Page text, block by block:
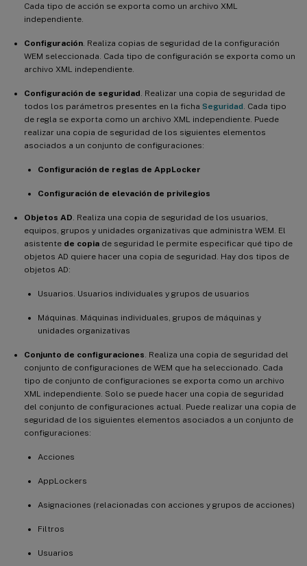
Cada tipo de acción se exporta como un archivo XML
independiente.
Configuración . Realiza copias de seguridad de la configuración
WEM seleccionada. Cada tipo de configuración se exporta como un
archivo XML independiente.
Configuración de seguridad . Realizar una copia de seguridad de
todos los parámetros presentes en la ficha Seguridad . Cada tipo
de regla se exporta como un archivo XML independiente. Puede
realizar una copia de seguridad de los siguientes elementos
asociados a un conjunto de configuraciones:
Configuración de reglas de AppLocker
Configuración de elevación de privilegios
Objetos AD . Realiza una copia de seguridad de los usuarios,
equipos, grupos y unidades organizativas que administra WEM. El
asistente de copia de seguridad le permite especificar qué tipo de
objetos AD quiere hacer una copia de seguridad. Hay dos tipos de
objetos AD:
Usuarios. Usuarios individuales y grupos de usuarios
Máquinas. Máquinas individuales, grupos de máquinas y
unidades organizativas
Conjunto de configuraciones . Realiza una copia de seguridad del
conjunto de configuraciones de WEM que ha seleccionado. Cada
tipo de conjunto de configuraciones se exporta como un archivo
XML independiente. Solo se puede hacer una copia de seguridad
del conjunto de configuraciones actual. Puede realizar una copia de
seguridad de los siguientes elementos asociados a un conjunto de
configuraciones:
Acciones
AppLockers
Asignaciones (relacionadas con acciones y grupos de acciones)
Filtros
Usuarios